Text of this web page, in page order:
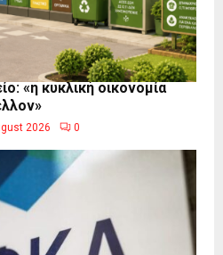
«η κυκλική οικονομία
2026 0